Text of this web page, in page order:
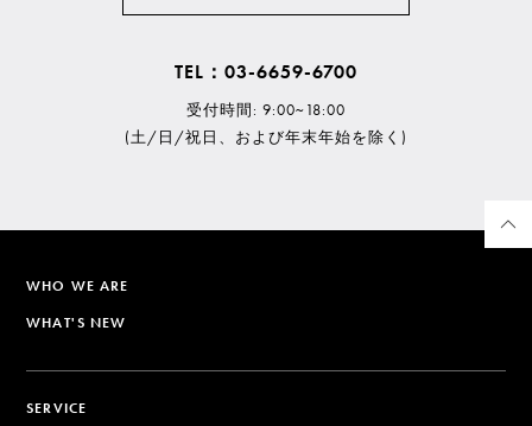
TEL：03-6659-6700
受付時間: 9:00~18:00
(土/日/祝日、および年末年始を除く)
WHO WE ARE
WHAT'S NEW
SERVICE